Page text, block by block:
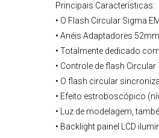
Principais Características:
• O Flash Circular Sigma
• Anéis Adaptadores
• Totalmente dedicado
• Controle de flash
• O flash circular
• Efeito estroboscópico
• Luz de modelagem,
• Backlight painel LCD